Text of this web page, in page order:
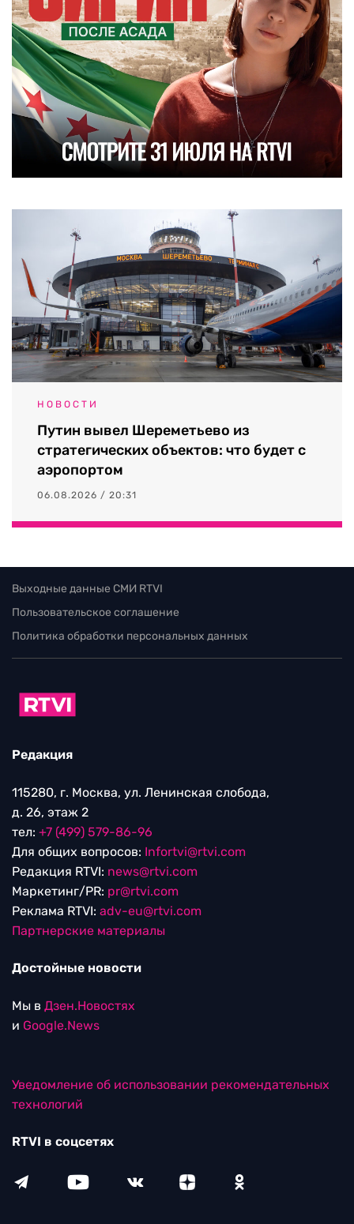
НОВОСТИ
Путин вывел Шереметьево из
стратегических объектов: что будет с
аэропортом
06.08.2026 / 20:31
Выходные данные СМИ RTVI
Пользовательское соглашение
Политика обработки персональных данных
Редакция
115280, г. Москва, ул. Ленинская слобода,
д. 26, этаж 2
тел: +7 (499) 579-86-96
Для общих вопросов: Infortvi@rtvi.com
Редакция RTVI: news@rtvi.com
Маркетинг/PR: pr@rtvi.com
Реклама RTVI: adv-eu@rtvi.com
Партнерские материалы
Достойные новости
Мы в Дзен.Новостях
и Google.News
Уведомление об использовании рекомендательных
технологий
RTVI в соцсетях